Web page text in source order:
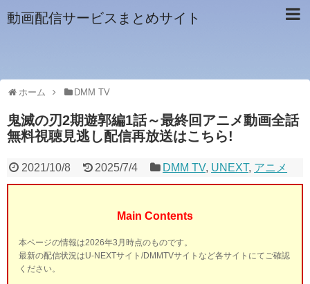
動画配信サービスまとめサイト
ホーム DMM TV
鬼滅の刃2期遊郭編1話～最終回アニメ動画全話
無料視聴見逃し配信再放送はこちら!
2021/10/8 2025/7/4 DMM TV, UNEXT, アニメ
Main Contents
本ページの情報は2026年3月時点のものです。
最新の配信状況はU-NEXTサイト/DMMTVサイトなど各サイトにてご確認
ください。